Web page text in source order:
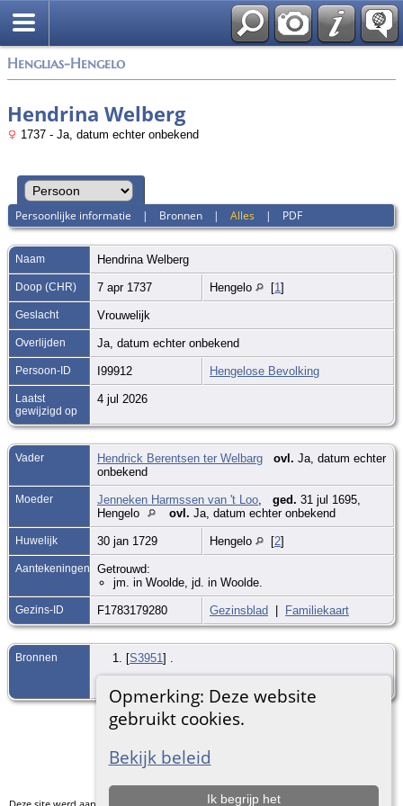
Henglias-Hengelo
Opmerking: Deze website
gebruikt cookies.
Bekijk beleid
Ik begrijp het
Hendrina Welberg
1737 - Ja, datum echter onbekend
Persoonlijke informatie | Bronnen |Alles | PDF
Naam Hendrina Welberg
Doop (CHR) 7 apr 1737 Hengelo [1]
Geslacht Vrouwelijk
Overlijden Ja, datum echter onbekend
Persoon-ID I99912 Hengelose Bevolking
Laatst
gewijzigd op
4 jul 2026
Vader Hendrick Berentsen ter Welbarg ovl. Ja, datum echter
onbekend
Moeder Jenneken Harmssen van 't Loo ged. 31 jul 1695,
Hengelo
ovl. Ja, datum echter onbekend
Huwelijk 30 jan 1729 Hengelo [2]
Aantekeningen
Getrouwd:
jm. in Woolde, jd. in Woolde.
Gezins-ID F1783179280 Gezinsblad | Familiekaart
Bronnen [S3951] .
Ga naar standaard site